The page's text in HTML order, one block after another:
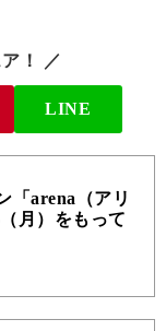
！ ／
LINE
「arena（アリ
月）をもって